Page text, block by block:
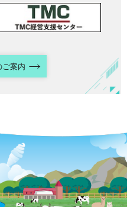
ご案内